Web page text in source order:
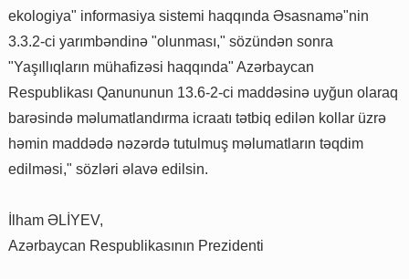
ekologiya" informasiya sistemi haqqında Əsasnamə"nin
3.3.2-ci yarımbəndinə "olunması," sözündən sonra
"Yaşıllıqların mühafizəsi haqqında" Azərbaycan
Respublikası Qanununun 13.6-2-ci maddəsinə uyğun olaraq
barəsində məlumatlandırma icraatı tətbiq edilən kollar üzrə
həmin maddədə nəzərdə tutulmuş məlumatların təqdim
edilməsi," sözləri əlavə edilsin.
İlham ƏLİYEV,
Azərbaycan Respublikasının Prezidenti